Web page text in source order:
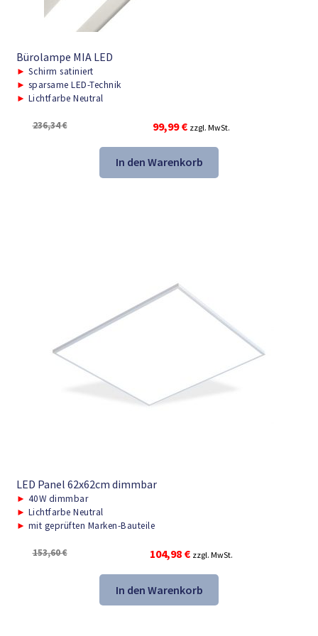
Bürolampe MIA LED
► Schirm satiniert
► sparsame LED-Technik
► Lichtfarbe Neutral
236,34€
Ursprünglicher
war:
236,34 €
99,99€Aktueller
ist:
99,99 €.
zzgl. MwSt.
In den Warenkorb
LED Panel 62x62cm dimmbar
► 40W dimmbar
► Lichtfarbe Neutral
► mit geprüften Marken-Bauteile
153,60€
Ursprünglicher
war:
153,60 €
104,98 €Aktueller
ist:
104,98 €.
zzgl. MwSt.
In den Warenkorb